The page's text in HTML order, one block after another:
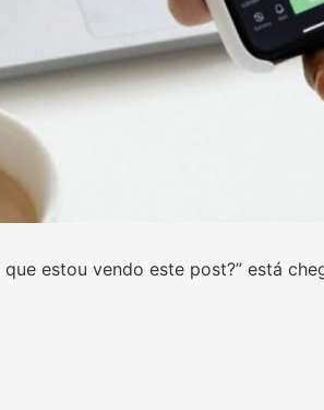
estou vendo este post?” está